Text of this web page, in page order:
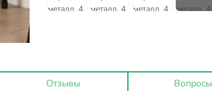
Отзывы Вопросы